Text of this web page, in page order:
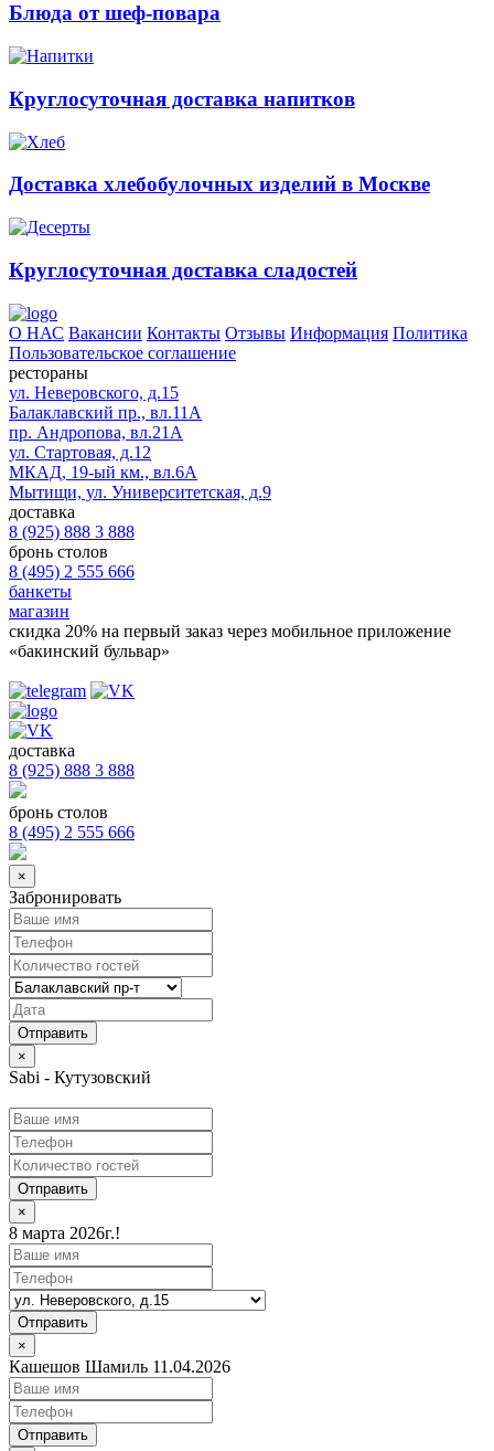
Блюда от шеф-повара
Круглосуточная доставка напитков
Доставка хлебобулочных изделий в Москве
Круглосуточная доставка сладостей
О НАС Вакансии Контакты Отзывы Информация Политика
Пользовательское соглашение
рестораны
ул. Неверовского, д.15
Балаклавский пр., вл.11А
пр. Андропова, вл.21А
ул. Стартовая, д.12
МКАД, 19-ый км., вл.6А
Мытищи, ул. Университетская, д.9
доставка
8 (925) 888 3 888
бронь столов
8 (495) 2 555 666
банкеты
магазин
скидка 20% на первый заказ через мобильное приложение
«бакинский бульвар»
доставка
8 (925) 888 3 888
бронь столов
8 (495) 2 555 666
×
Забронировать
×
Sabi - Кутузовский
Отправить
×
8 марта 2026г.!
Отправить
×
Кашешов Шамиль 11.04.2026
Отправить